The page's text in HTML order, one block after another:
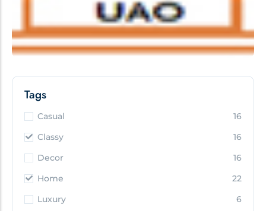
Tags
Casual
16
Classy
16
Decor
16
Home
22
Luxury
6